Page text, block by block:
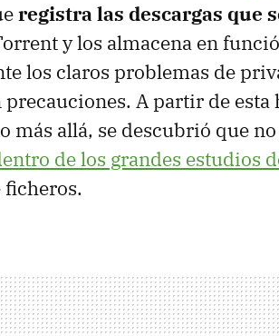
registra las descargas que
y los almacena en
los claros problemas de
precauciones. A partir de
más allá, se descubrió que
de los grandes estudios